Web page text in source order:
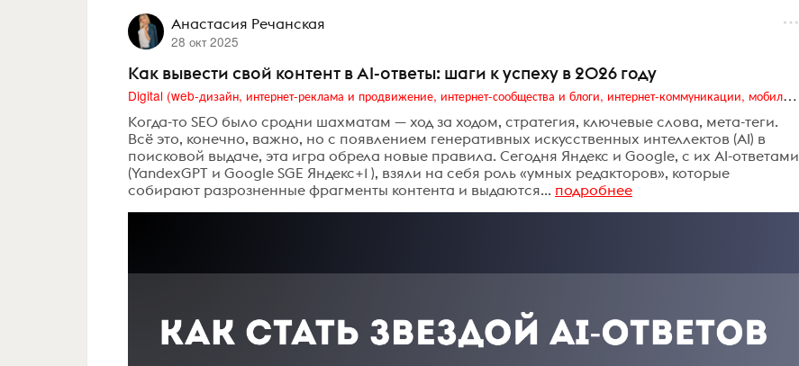
Анастасия Речанская
28 окт 2025
Как вывести свой контент в AI-ответы: шаги к успеху в 2026 году
Digital (web-дизайн, интернет-реклама и продвижение, интернет-сообщества и блоги, интернет-коммуникации, мобильный маркетинг, реклама на цифровых экранах)
Когда-то SEO было сродни шахматам — ход за ходом, стратегия, ключевые слова, мета-теги.
Всё это, конечно, важно, но с появлением генеративных искусственных интеллектов (AI) в
поисковой выдаче, эта игра обрела новые правила. Сегодня Яндекс и Google, с их AI-ответами
(YandexGPT и Google SGE Яндекс+1 ), взяли на себя роль «умных редакторов», которые
собирают разрозненные фрагменты контента и выдаются... подробнее